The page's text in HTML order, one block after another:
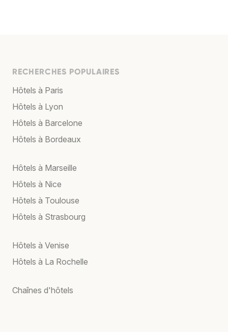
RECHERCHES POPULAIRES
Hôtels à Paris
Hôtels à Lyon
Hôtels à Barcelone
Hôtels à Bordeaux
Hôtels à Marseille
Hôtels à Nice
Hôtels à Toulouse
Hôtels à Strasbourg
Hôtels à Venise
Hôtels à La Rochelle
Chaînes d'hôtels